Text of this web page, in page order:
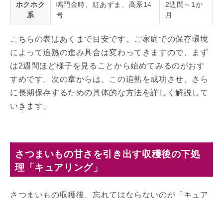
ホクホク
系
鳴門金時、紅あずま、高系14
号
2週間～1か
月
こちらの表はあくまで目安です。ご家庭での保存環境
によって追熟の進み具合は変わってきますので、まず
は2週間ほど様子を見ることから始めてみるのがおす
すめです。次の章からは、この追熟を成功させ、さら
に長期保存するための具体的な方法を詳しく解説して
いきます。
さつまいもの甘さを引き出す収穫後の下処
理「キュアリング」
さつまいもの収穫後、忘れてはならないのが「キュア